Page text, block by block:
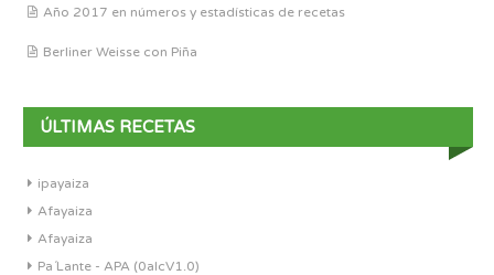
Año 2017 en números y estadísticas de recetas
Berliner Weisse con Piña
ÚLTIMAS RECETAS
ipayaiza
Afayaiza
Afayaiza
Pa´Lante - APA (0alcV1.0)